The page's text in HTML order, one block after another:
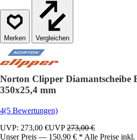
Vergleichen
Norton Clipper Diamantscheibe
350x25,4 mm
4(5 Bewertungen)
UVP: 273,00 €UVP273,00 €
Unser Preis — 150,90 € * Alle Preise